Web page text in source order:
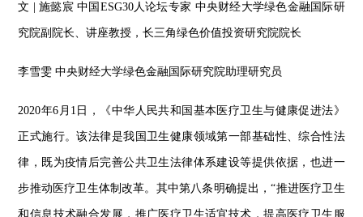
文 | 施懿宸 中国ESG30人论坛专家 中央财经大学绿色金融国际研
究院副院长、讲座教授，长三角绿色价值投资研究院院长
李雪雯 中央财经大学绿色金融国际研究院助理研究员
2020年6月1日，《中华人民共和国基本医疗卫生与健康促进法》
正式施行。该法律是我国卫生健康领域第一部基础性、综合性法
律，既为疫情后完善公共卫生法律体系建设等提供依据，也进一
步推动医疗卫生体制改革。其中第八条明确提出，“推进医疗卫生
和信息技术融合发展，推广医疗卫生适宜技术，提高医疗卫生服